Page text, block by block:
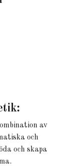
av
och
och skapa